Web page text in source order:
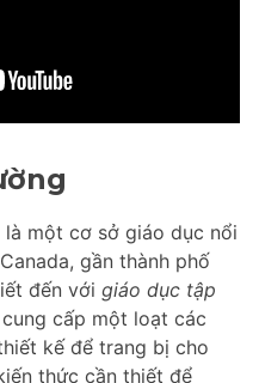
là một cơ sở giáo dục nổi
gần thành phố
đến với giáo dục tập
cung cấp một loạt các
kế để trang bị cho
thức cần thiết để